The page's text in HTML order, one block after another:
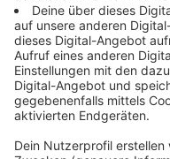
Weitere Infos und
Anzeige